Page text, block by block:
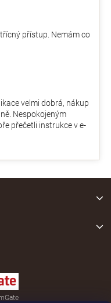
přístup. Nemám co
velmi dobrá, nákup
Nespokojeným
přečetli instrukce v e-